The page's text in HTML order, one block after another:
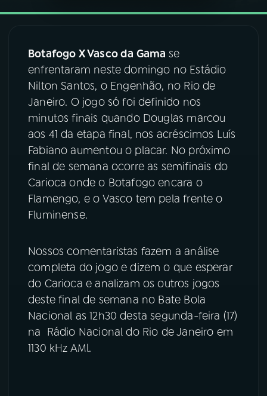
07ÚLTIMAS
FESTIVAL DE MÚSICA
ACOMPANHE A RÁDIO NACIONAL
Instagram X
Botafogo X Vasco da Gama se
enfrentaram neste domingo no Estádio
Nilton Santos, o Engenhão, no Rio de
Janeiro. O jogo só foi definido nos
minutos finais quando Douglas marcou
aos 41 da etapa final, nos acréscimos Luís
Fabiano aumentou o placar. No próximo
final de semana ocorre as semifinais do
Carioca onde o Botafogo encara o
Flamengo, e o Vasco tem pela frente o
Fluminense.
Nossos comentaristas fazem a análise
completa do jogo e dizem o que esperar
do Carioca e analizam os outros jogos
deste final de semana no Bate Bola
Nacional as 12h30 desta segunda-feira (17)
na Rádio Nacional do Rio de Janeiro em
1130 kHz AMl.